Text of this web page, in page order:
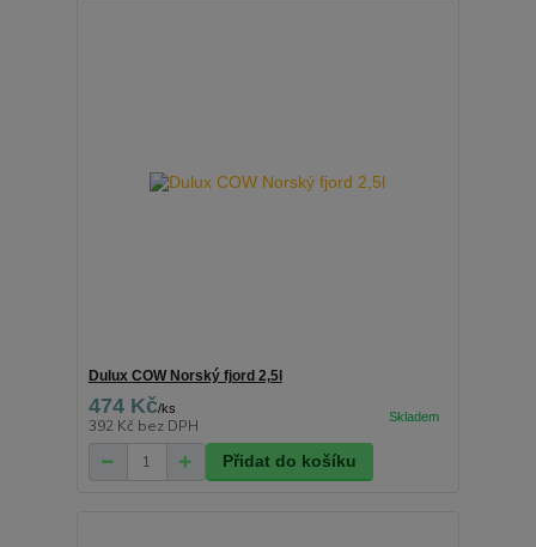
Dulux COW Norský fjord 2,5l
474 Kč/ks
392 Kč bez DPH
Přidat do košíku